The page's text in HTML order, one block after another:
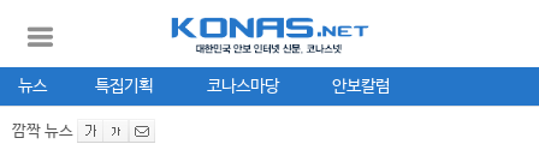
뉴스 특집기획 코나스마당 안보칼럼
깜짝 뉴스